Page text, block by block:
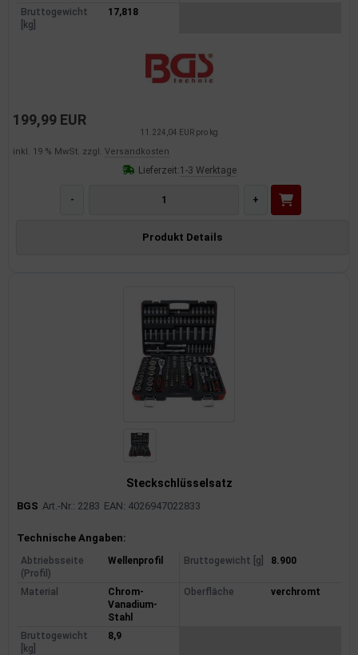
Bruttogewicht
[kg]
17,818
199,99 EUR
11.224,04 EUR pro kg
inkl. 19 % MwSt. zzgl. Versandkosten
Lieferzeit:1-3 Werktage
- +
Produkt Details
Steckschlüsselsatz
BGS Art.-Nr.: 2283 EAN: 4026947022833
Produktinformationen
Technische Angaben:
Abtriebsseite
(Profil)
Wellenprofil Bruttogewicht [g] 8.900
Material
Chrom-
Vanadium-
Stahl
Oberfläche verchromt
Bruttogewicht
[kg]
8,9